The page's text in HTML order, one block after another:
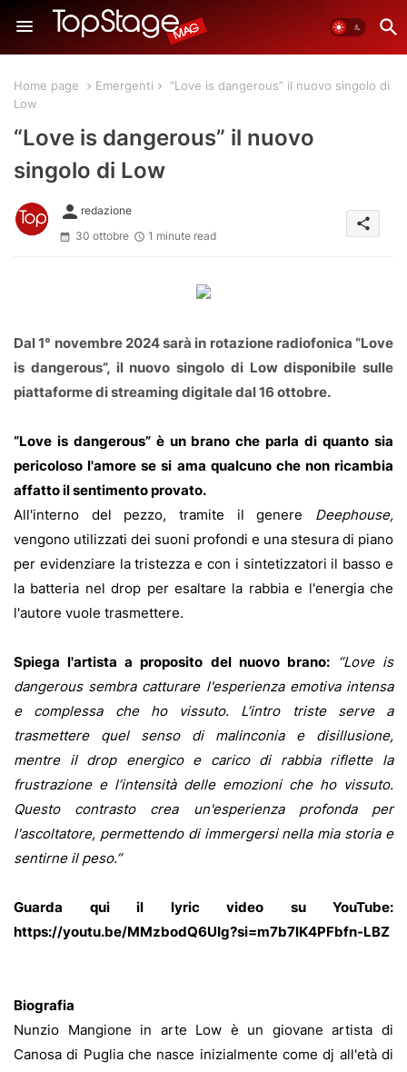
Home page Emergenti
“Love is dangerous” il nuovo singolo di
Low
“Love is dangerous” il nuovo
singolo di Low
person redazione
30 ottobre
1 minute read
share
Dal 1° novembre 2024 sarà in rotazione radiofonica “Love
is dangerous”, il nuovo singolo di Low disponibile sulle
piattaforme di streaming digitale dal 16 ottobre.
“Love is dangerous” è un brano che parla di quanto sia
pericoloso l'amore se si ama qualcuno che non ricambia
affatto il sentimento provato.
All'interno del pezzo, tramite il genere Deephouse,
vengono utilizzati dei suoni profondi e una stesura di piano
per evidenziare la tristezza e con i sintetizzatori il basso e
la batteria nel drop per esaltare la rabbia e l'energia che
l'autore vuole trasmettere.
Spiega l'artista a proposito del nuovo brano:“Love is
dangerous sembra catturare l'esperienza emotiva intensa
e complessa che ho vissuto. L’intro triste serve a
trasmettere quel senso di malinconia e disillusione,
mentre il drop energico e carico di rabbia riflette la
frustrazione e l’intensità delle emozioni che ho vissuto.
Questo contrasto crea un'esperienza profonda per
l'ascoltatore, permettendo di immergersi nella mia storia e
sentirne il peso.”
Guarda qui il lyric video su YouTube:
https://youtu.be/MMzbodQ6UIg?si=m7b7lK4PFbfn-LBZ
Biografia
Nunzio Mangione in arte Low è un giovane artista di
Canosa di Puglia che nasce inizialmente come dj all'età di